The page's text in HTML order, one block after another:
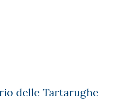
delle Tartarughe